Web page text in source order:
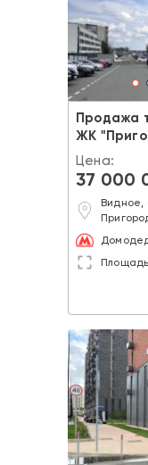
Продажа
ЖК
Цена:
37 000
Видное,